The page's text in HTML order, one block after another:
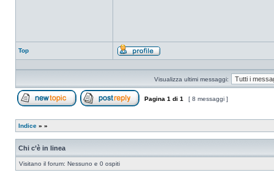
Top
Profilo
Visualizza ultimi messaggi:
Pagina 1 di 1 [ 8 messaggi ]
Indice » »
Chi c’è in linea
Visitano il forum: Nessuno e 0 ospiti